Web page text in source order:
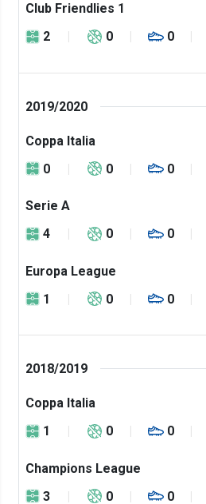
Club Friendlies 1
2
0 0
2019/2020
Coppa Italia
0
0 0
Serie A
4
0 0
Europa League
1
0 0
2018/2019
Coppa Italia
1
0 0
Champions League
3
0 0